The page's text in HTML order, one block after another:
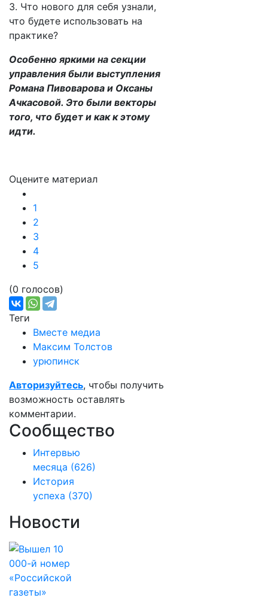
3. Что нового для себя узнали,
что будете использовать на
практике?
Особенно яркими на секции
управления были выступления
Романа Пивоварова и Оксаны
Ачкасовой. Это были векторы
того, что будет и как к этому
идти.
Оцените материал
1
2
3
4
5
(0 голосов)
Теги
Вместе медиа
Максим Толстов
урюпинск
Авторизуйтесь, чтобы получить
возможность оставлять
комментарии.
Сообщество
Интервью
месяца (626)
История
успеха (370)
Новости